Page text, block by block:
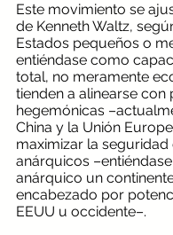
Este movimiento se
de Kenneth Waltz,
Estados pequeños o
entiéndase como
total, no meramente
tienden a alinearse con
hegemónicas
China y la Unión
maximizar la seguridad
anárquicos
anárquico un
encabezado por
EEUU u occidente–.